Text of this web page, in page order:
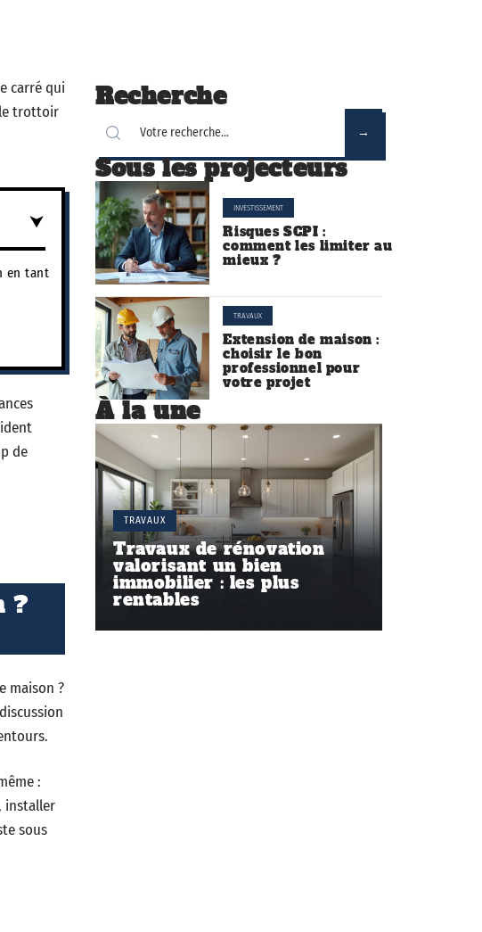
carré qui
le trottoir
en tant
de
?
maison ?
:
installer
sous
Recherche
Sous les projecteurs
INVESTISSEMENT
Risques SCPI :
comment les limiter au
mieux ?
TRAVAUX
Extension de maison :
choisir le bon
professionnel pour
votre projet
À la une
TRAVAUX
Travaux de rénovation
valorisant un bien
immobilier : les plus
rentables